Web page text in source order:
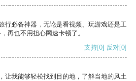
行必备神器，无论是看视频、玩游戏还是工
再也不用担心网速卡顿了。
支持[0] 反对[0]
让我能够轻松找到目的地，了解当地的风土